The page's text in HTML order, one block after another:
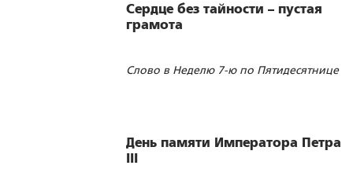
Константинович Шведов
А.А.Мануйлова, историка Н.Д.Шаховскую-
Шик, поэта М.В.Исаковского и генерала
армии Д.Д.Лелюшенко
Сердце без тайности – пустая
грамота
Слово в Неделю 7-ю по Пятидесятнице
День памяти Императора Петра